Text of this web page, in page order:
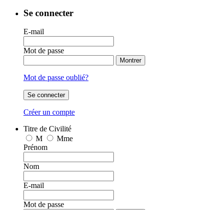
Se connecter
E-mail
Mot de passe
Montrer
Mot de passe oublié?
Se connecter
Créer un compte
Titre de Civilité
M
Mme
Prénom
Nom
E-mail
Mot de passe